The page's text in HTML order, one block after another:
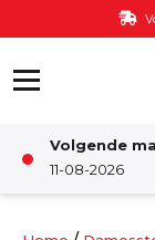
Ga naar de inhoud
Volgende
11-08-2026